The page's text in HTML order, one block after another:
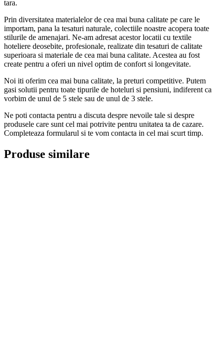
tara.
Prin diversitatea materialelor de cea mai buna calitate pe care le
importam, pana la tesaturi naturale, colectiile noastre acopera toate
stilurile de amenajari. Ne-am adresat acestor locatii cu textile
hoteliere deosebite, profesionale, realizate din tesaturi de calitate
superioara si materiale de cea mai buna calitate. Acestea au fost
create pentru a oferi un nivel optim de confort si longevitate.
Noi iti oferim cea mai buna calitate, la preturi competitive. Putem
gasi solutii pentru toate tipurile de hoteluri si pensiuni, indiferent ca
vorbim de unul de 5 stele sau de unul de 3 stele.
Ne poti contacta pentru a discuta despre nevoile tale si despre
produsele care sunt cel mai potrivite pentru unitatea ta de cazare.
Completeaza formularul si te vom contacta in cel mai scurt timp.
Produse similare